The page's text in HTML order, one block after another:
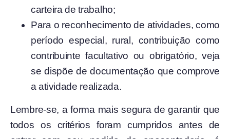
carteira de trabalho;
Para o reconhecimento de atividades, como
período especial, rural, contribuição como
contribuinte facultativo ou obrigatório, veja
se dispõe de documentação que comprove
a atividade realizada.
Lembre-se, a forma mais segura de garantir que
todos os critérios foram cumpridos antes de